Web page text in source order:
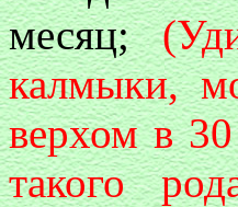
месяц;
калмыки,
верхом в
такого